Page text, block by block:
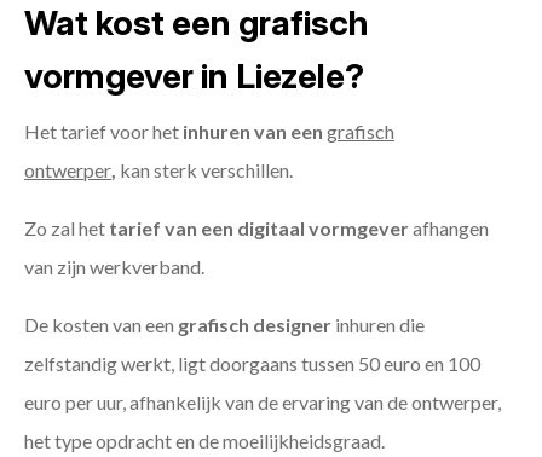
Wat kost een grafisch
vormgever in Liezele?
Het tarief voor het inhuren van een grafisch
ontwerper kan sterk verschillen.
Zo zal het tarief van een digitaal vormgeverafhangen
van zijn werkverband.
De kosten van een grafisch designer inhuren die
zelfstandig werkt, ligt doorgaans tussen 50 euro en 100
euro per uur, afhankelijk van de ervaring van de ontwerper,
het type opdracht en de moeilijkheidsgraad.